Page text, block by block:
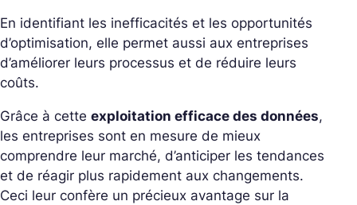
En identifiant les inefficacités et les opportunités
d’optimisation, elle permet aussi aux entreprises
d’améliorer leurs processus et de réduire leurs
coûts.
Grâce à cette exploitation efficace des données,
les entreprises sont en mesure de mieux
comprendre leur marché, d’anticiper les tendances
et de réagir plus rapidement aux changements.
Ceci leur confère un précieux avantage sur la